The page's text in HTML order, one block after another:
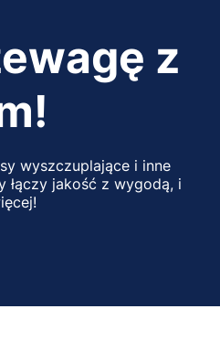
z
wyszczuplające i inne
jakość z wygodą, i